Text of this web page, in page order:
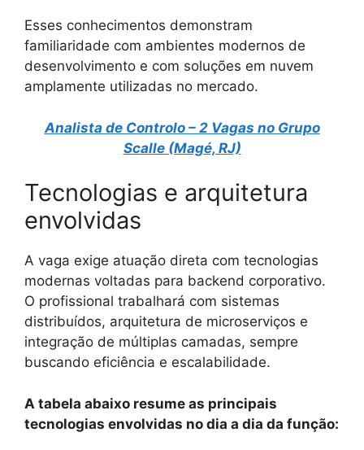
Esses conhecimentos demonstram
familiaridade com ambientes modernos de
desenvolvimento e com soluções em nuvem
amplamente utilizadas no mercado.
Analista de Controlo – 2 Vagas no Grupo
Scalle (Magé, RJ)
Tecnologias e arquitetura
envolvidas
A vaga exige atuação direta com tecnologias
modernas voltadas para backend corporativo.
O profissional trabalhará com sistemas
distribuídos, arquitetura de microserviços e
integração de múltiplas camadas, sempre
buscando eficiência e escalabilidade.
A tabela abaixo resume as principais
tecnologias envolvidas no dia a dia da função: